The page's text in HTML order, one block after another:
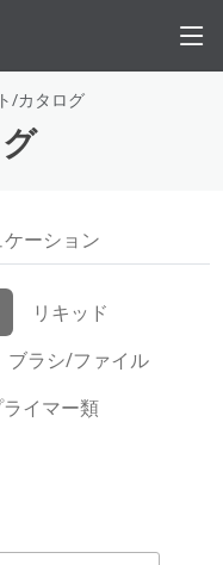
/カタログ
ーション
リキッド
ブラシ/ファイル
イマー類